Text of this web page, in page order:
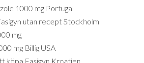
1000 mg Portugal
utan recept Stockholm
mg
mg Billig USA
köpa Fasigyn Kroatien